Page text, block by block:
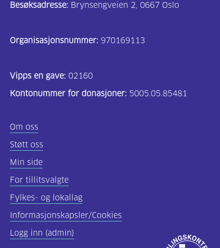
Besøksadresse: Brynsengveien 2, 0667 Oslo
Organisasjonsnummer: 970169113
Vipps en gave: 02160
Kontonummer for donasjoner: 5005.05.85481
Om oss
Støtt oss
Min side
For tillitsvalgte
Fylkes- og lokallag
Informasjonskapsler/Cookies
Logg inn (admin)
Godkjent